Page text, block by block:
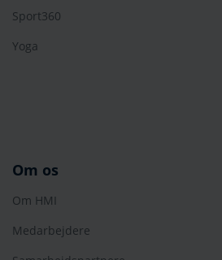
Sport360
Yoga
Om os
Om HMI
Medarbejdere